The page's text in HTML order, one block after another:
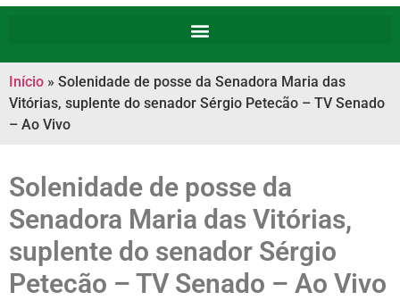
Início » Solenidade de posse da Senadora Maria das
Vitórias, suplente do senador Sérgio Petecão – TV Senado
– Ao Vivo
Solenidade de posse da
Senadora Maria das Vitórias,
suplente do senador Sérgio
Petecão – TV Senado – Ao Vivo